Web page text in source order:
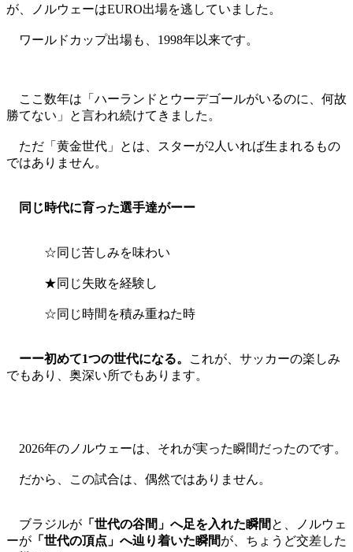
が、ノルウェーはEURO出場を逃していました。
ワールドカップ出場も、1998年以来です。
ここ数年は「ハーランドとウーデゴールがいるのに、何故
勝てない」と言われ続けてきました。
ただ「黄金世代」とは、スターが2人いれば生まれるもの
ではありません。
同じ時代に育った選手達がーー
☆同じ苦しみを味わい
★同じ失敗を経験し
☆同じ時間を積み重ねた時
ーー初めて1つの世代になる。
これが、サッカーの楽しみ
でもあり、奥深い所でもあります。
2026年のノルウェーは、それが実った瞬間だったのです。
だから、この試合は、偶然ではありません。
ブラジルが 「世代の谷間」へ足を入れた瞬間 と、ノルウェ
ーが 「世代の頂点」へ辿り着いた瞬間が、ちょうど交差した